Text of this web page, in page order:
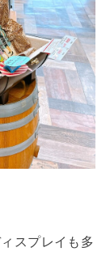
スプレイも多